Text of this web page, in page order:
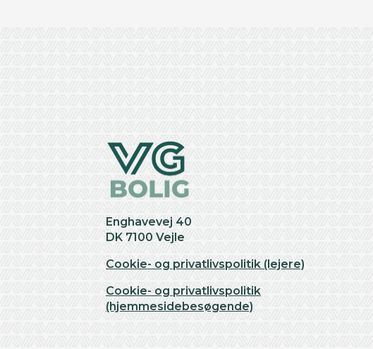
Enghavevej 40
DK 7100 Vejle
Cookie- og privatlivspolitik (lejere)
Cookie- og privatlivspolitik
(hjemmesidebesøgende)